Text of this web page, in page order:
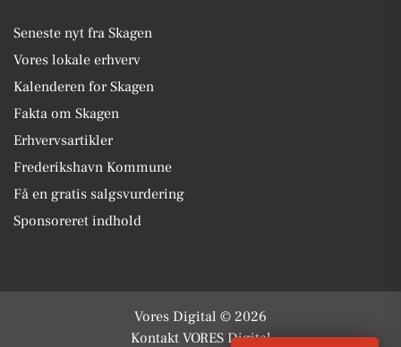
Seneste nyt fra Skagen
Vores lokale erhverv
Kalenderen for Skagen
Fakta om Skagen
Erhvervsartikler
Frederikshavn Kommune
Få en gratis salgsvurdering
Sponsoreret indhold
Vores Digital © 2026
Kontakt VORES Digital